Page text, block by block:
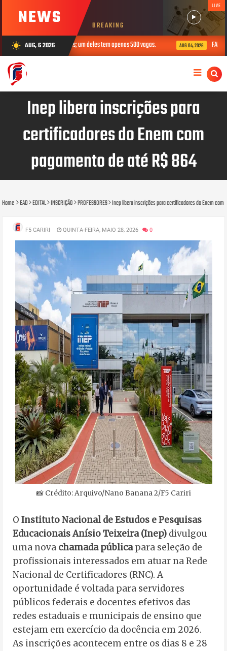
NEWS BREAKING
LIVE
wb_sunny AUG, 6 2026
gratuitos; um deles tem apenas 500 vagas. AUG 04, 2026 FAPDF oferece curso
Inep libera inscrições para
certificadores do Enem com
pagamento de até R$ 864
Home EAD EDITAL INSCRIÇÃO PROFESSORES Inep libera inscrições para certificadores do Enem com
F5 CARIRI QUINTA-FEIRA, MAIO 28, 2026 0
📸 Crédito: Arquivo/Nano Banana 2/F5 Cariri
OInstituto Nacional de Estudos e Pesquisas
Educacionais Anísio Teixeira (Inep) divulgou
uma nova chamada públicapara seleção de
profissionais interessados em atuar na Rede
Nacional de Certificadores (RNC). A
oportunidade é voltada para servidores
públicos federais e docentes efetivos das
redes estaduais e municipais de ensino que
estejam em exercício da docência em 2026.
As inscrições acontecem entre os dias 8 e 28